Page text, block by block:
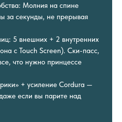
Молния на спине
за секунды, не прерывая
5 внешних + 2 внутренних
с Touch Screen). Ски-пасс,
что нужно принцессе
+ усиление Cordura —
если вы парите над